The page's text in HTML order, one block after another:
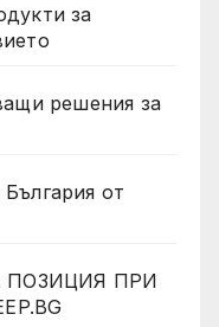
за
решения за
от
ПОЗИЦИЯ ПРИ